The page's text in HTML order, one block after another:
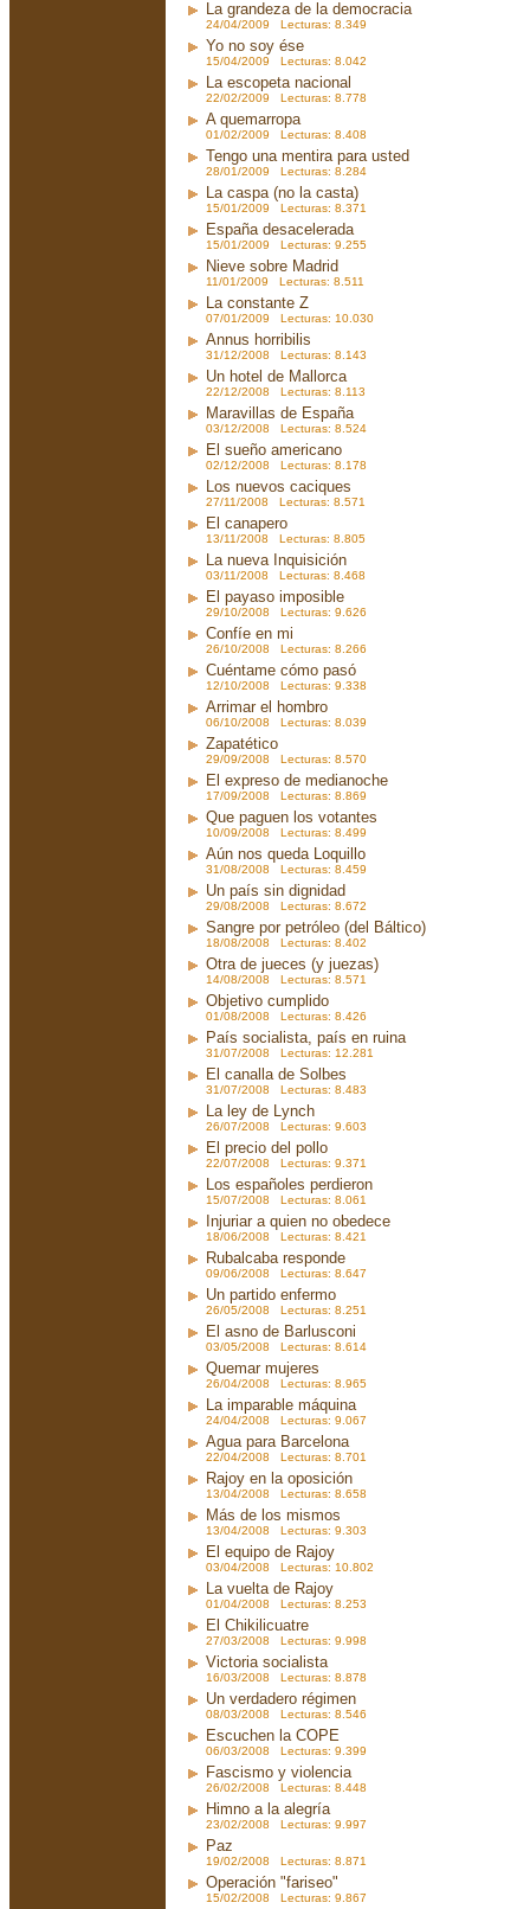
La grandeza de la democracia
24/04/2009 Lecturas: 8.349
Yo no soy ése
15/04/2009 Lecturas: 8.042
La escopeta nacional
22/02/2009 Lecturas: 8.778
A quemarropa
01/02/2009 Lecturas: 8.408
Tengo una mentira para usted
28/01/2009 Lecturas: 8.284
La caspa (no la casta)
15/01/2009 Lecturas: 8.371
España desacelerada
15/01/2009 Lecturas: 9.255
Nieve sobre Madrid
11/01/2009 Lecturas: 8.511
La constante Z
07/01/2009 Lecturas: 10.030
Annus horribilis
31/12/2008 Lecturas: 8.143
Un hotel de Mallorca
22/12/2008 Lecturas: 8.113
Maravillas de España
03/12/2008 Lecturas: 8.524
El sueño americano
02/12/2008 Lecturas: 8.178
Los nuevos caciques
27/11/2008 Lecturas: 8.571
El canapero
13/11/2008 Lecturas: 8.805
La nueva Inquisición
03/11/2008 Lecturas: 8.468
El payaso imposible
29/10/2008 Lecturas: 9.626
Confíe en mi
26/10/2008 Lecturas: 8.266
Cuéntame cómo pasó
12/10/2008 Lecturas: 9.338
Arrimar el hombro
06/10/2008 Lecturas: 8.039
Zapatético
29/09/2008 Lecturas: 8.570
El expreso de medianoche
17/09/2008 Lecturas: 8.869
Que paguen los votantes
10/09/2008 Lecturas: 8.499
Aún nos queda Loquillo
31/08/2008 Lecturas: 8.459
Un país sin dignidad
29/08/2008 Lecturas: 8.672
Sangre por petróleo (del Báltico)
18/08/2008 Lecturas: 8.402
Otra de jueces (y juezas)
14/08/2008 Lecturas: 8.571
Objetivo cumplido
01/08/2008 Lecturas: 8.426
País socialista, país en ruina
31/07/2008 Lecturas: 12.281
El canalla de Solbes
31/07/2008 Lecturas: 8.483
La ley de Lynch
26/07/2008 Lecturas: 9.603
El precio del pollo
22/07/2008 Lecturas: 9.371
Los españoles perdieron
15/07/2008 Lecturas: 8.061
Injuriar a quien no obedece
18/06/2008 Lecturas: 8.421
Rubalcaba responde
09/06/2008 Lecturas: 8.647
Un partido enfermo
26/05/2008 Lecturas: 8.251
El asno de Barlusconi
03/05/2008 Lecturas: 8.614
Quemar mujeres
26/04/2008 Lecturas: 8.965
La imparable máquina
24/04/2008 Lecturas: 9.067
Agua para Barcelona
22/04/2008 Lecturas: 8.701
Rajoy en la oposición
13/04/2008 Lecturas: 8.658
Más de los mismos
13/04/2008 Lecturas: 9.303
El equipo de Rajoy
03/04/2008 Lecturas: 10.802
La vuelta de Rajoy
01/04/2008 Lecturas: 8.253
El Chikilicuatre
27/03/2008 Lecturas: 9.998
Victoria socialista
16/03/2008 Lecturas: 8.878
Un verdadero régimen
08/03/2008 Lecturas: 8.546
Escuchen la COPE
06/03/2008 Lecturas: 9.399
Fascismo y violencia
26/02/2008 Lecturas: 8.448
Himno a la alegría
23/02/2008 Lecturas: 9.997
Paz
19/02/2008 Lecturas: 8.871
Operación "fariseo"
15/02/2008 Lecturas: 9.867